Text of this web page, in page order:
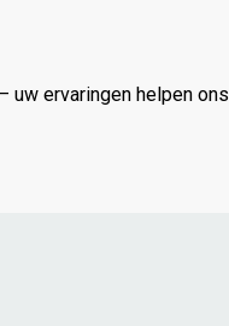
uw ervaringen helpen ons